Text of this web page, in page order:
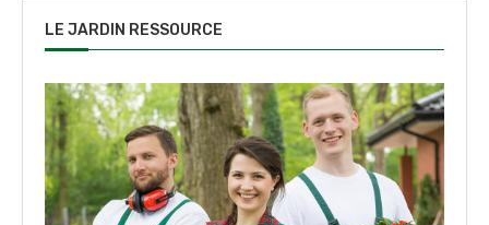
LE JARDIN RESSOURCE